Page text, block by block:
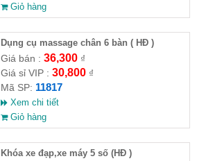
Giỏ hàng
Dụng cụ massage chân 6 bàn ( HĐ )
Giá bán : 36,300₫
Giá sỉ VIP : 30,800₫
Mã SP: 11817
Xem chi tiết
Giỏ hàng
Khóa xe đạp,xe máy 5 số (HĐ )